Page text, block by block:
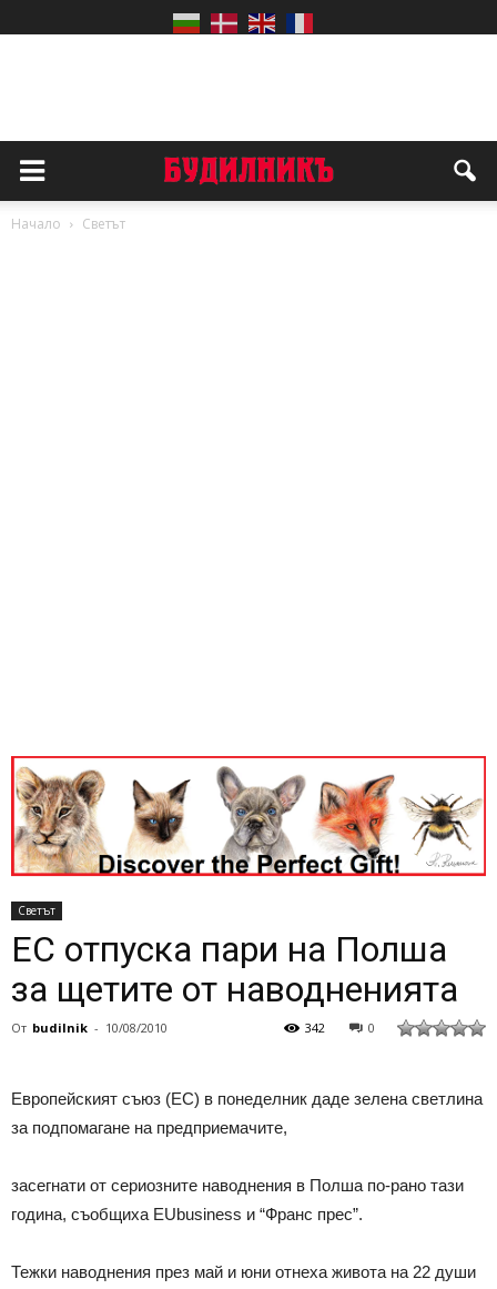
Начало Светът
Светът
ЕС отпуска пари на Полша
за щетите от наводненията
От budilnik - 10/08/2010 0
342
Европейският съюз (ЕС) в понеделник даде зелена светлина
за подпомагане на предприемачите,
засегнати от сериозните наводнения в Полша по-рано тази
година, съобщиха EUbusiness и “Франс прес”.
Тежки наводнения през май и юни отнеха живота на 22 души